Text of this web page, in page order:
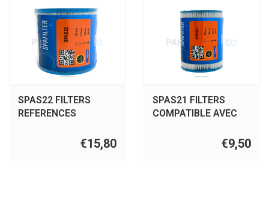
SPAS22 FILTERS
REFERENCES
2386,SC726,WW35D
€15,80
SPAS21 FILTERS
COMPATIBLE AVEC
€9,50